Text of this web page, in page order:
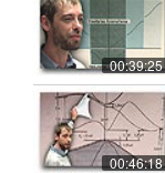
00:39:25
00:46:18